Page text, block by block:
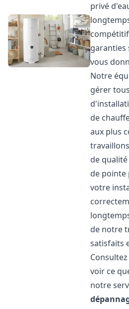
privé
garanties
vous
Notre
gérer
de
aux plus
de
de pointe
votre
de notre
satisfaits
voir ce
notre